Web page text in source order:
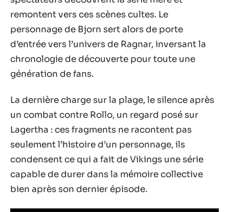
remontent vers ces scènes cultes. Le
personnage de Bjorn sert alors de porte
d’entrée vers l’univers de Ragnar, inversant la
chronologie de découverte pour toute une
génération de fans.
La dernière charge sur la plage, le silence après
un combat contre Rollo, un regard posé sur
Lagertha : ces fragments ne racontent pas
seulement l’histoire d’un personnage, ils
condensent ce qui a fait de Vikings une série
capable de durer dans la mémoire collective
bien après son dernier épisode.